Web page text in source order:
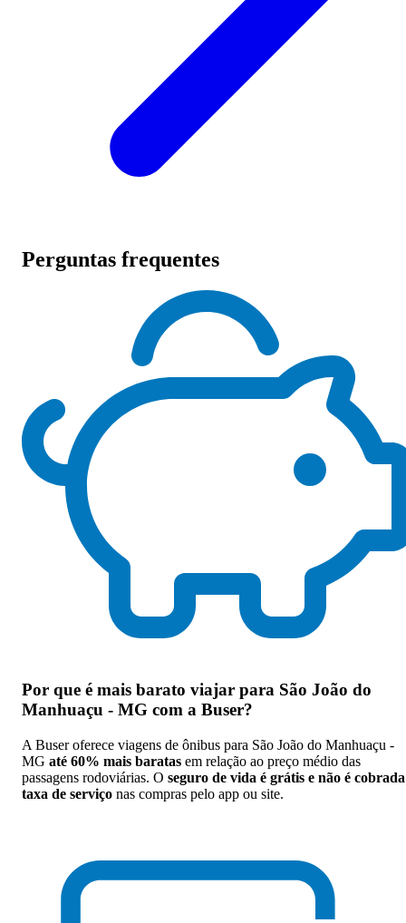
Perguntas frequentes
Por que é mais barato viajar para São João do
Manhuaçu - MG com a Buser?
A Buser oferece viagens de ônibus para São João do Manhuaçu -
MG até 60% mais baratas em relação ao preço médio das
passagens rodoviárias. O seguro de vida é grátis e não é cobrada
taxa de serviço nas compras pelo app ou site.